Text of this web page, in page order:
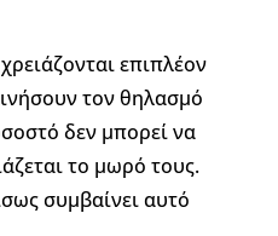
επιπλέον
τον θηλασμό
δεν μπορεί να
το μωρό τους.
συμβαίνει αυτό